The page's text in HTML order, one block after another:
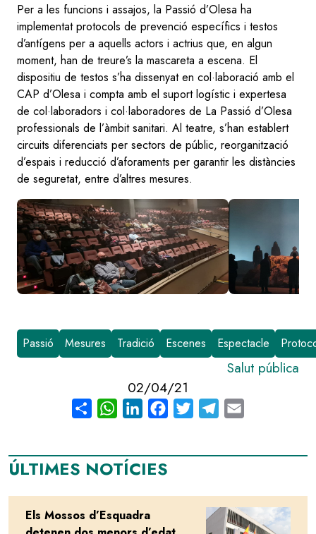
Per a les funcions i assajos, la Passió d’Olesa ha
implementat protocols de prevenció específics i testos
d’antígens per a aquells actors i actrius que, en algun
moment, han de treure’s la mascareta a escena. El
dispositiu de testos s’ha dissenyat en col·laboració amb el
CAP d’Olesa i compta amb el suport logístic i expertesa
de col·laboradors i col·laboradores de La Passió d’Olesa
professionals de l’àmbit sanitari. Al teatre, s’han establert
circuits diferenciats per sectors de públic, reorganització
d’espais i reducció d’aforaments per garantir les distàncies
de seguretat, entre d’altres mesures.
Image
Image
Passió Mesures Tradició Escenes Espectacle
Salut pública
02/04/21
Share WhatsAppLinkedInFacebook
Twitter Telegram
ÚLTIMES NOTÍCIES
Els Mossos d’Esquadra
Image